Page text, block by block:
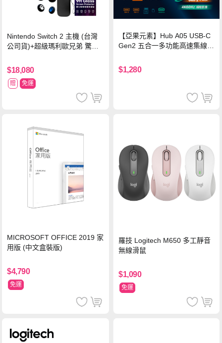
Nintendo Switch 2 主機 (台灣
公司貨)+超級瑪利歐兄弟 驚奇
球 狂熱 中文版
$18,080
贈 免運
【亞果元素】Hub A05 USB-C
Gen2 五合一多功能高速集線
$1,280
MICROSOFT OFFICE 2019 家
用版 (中文盒裝版)
$4,790
免運
羅技 Logitech M650 多工靜音
無線滑鼠
$1,090
免運